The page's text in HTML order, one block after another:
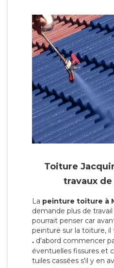
Toiture
travaux
La peinture toiture à
demande plus de
pourrait penser car
peinture sur la toiture, il
. d'abord commencer
éventuelles fissures et
tuiles cassées s'il y en